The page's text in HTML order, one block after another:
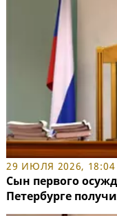
29 ИЮЛЯ 2026, 18:04
Сын первого
Петербурге